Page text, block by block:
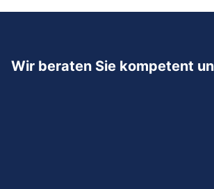
Wir beraten Sie kompetent